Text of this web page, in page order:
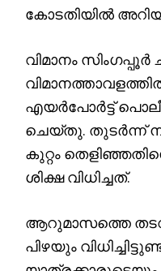
കോടതിയിൽ
വിമാനം സിംഗപ്പൂർ
എയർപോർട്ട്
ചെയ്തു. തുടർന്ന്
കുറ്റം
ശിക്ഷ വിധിച്ചത്.
ആറുമാസത്തെ
പിഴയും